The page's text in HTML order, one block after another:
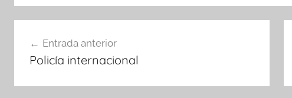
Navegación
de
entradas
Entrada anterior
Policía internacional